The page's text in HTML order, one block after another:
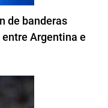
de banderas
Argentina e